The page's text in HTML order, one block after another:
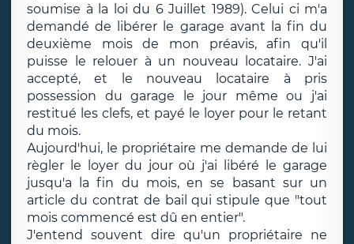
soumise à la loi du 6 Juillet 1989). Celui ci m'a
demandé de libérer le garage avant la fin du
deuxième mois de mon préavis, afin qu'il
puisse le relouer à un nouveau locataire. J'ai
accepté, et le nouveau locataire à pris
possession du garage le jour même ou j'ai
restitué les clefs, et payé le loyer pour le retant
du mois.
Aujourd'hui, le propriétaire me demande de lui
règler le loyer du jour où j'ai libéré le garage
jusqu'a la fin du mois, en se basant sur un
article du contrat de bail qui stipule que "tout
mois commencé est dû en entier".
J'entend souvent dire qu'un propriétaire ne